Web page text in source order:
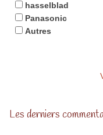
hasselblad
Panasonic
Autres
Les derniers